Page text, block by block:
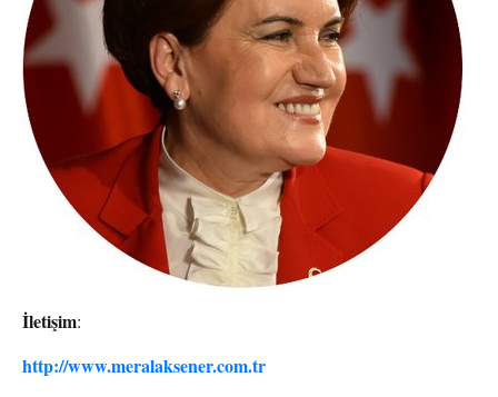
İletişim:
http://www.meralaksener.com.tr